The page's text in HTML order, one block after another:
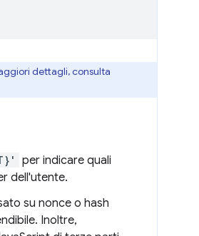
dettagli, consulta
per indicare quali
dell'utente.
su nonce o hash
Inoltre,